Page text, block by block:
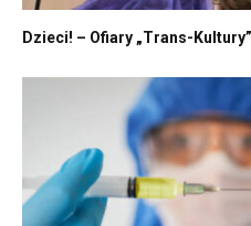
Dzieci! – Ofiary „Trans-